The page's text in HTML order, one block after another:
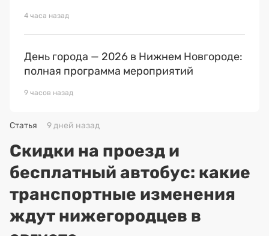
4 часа назад
День города — 2026 в Нижнем Новгороде:
полная программа мероприятий
9 часов назад
Статья 9 дней назад
Скидки на проезд и
бесплатный автобус: какие
транспортные изменения
ждут нижегородцев в